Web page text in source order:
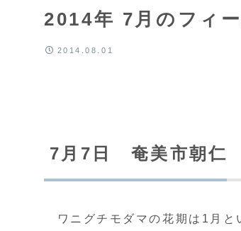
2014年 7月のフィ
2014.08.01
7月7日 奄美市朝仁
ワニグチモダマの花期は1月と